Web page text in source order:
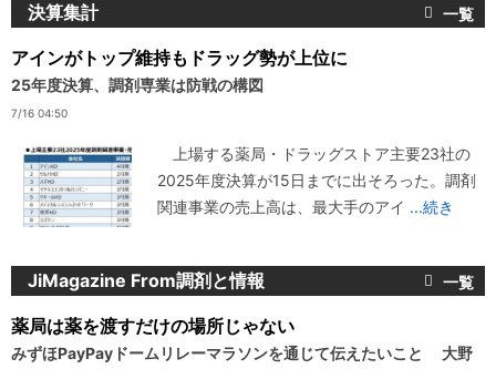
決算集計
アインがトップ維持もドラッグ勢が上位に
25年度決算、調剤専業は防戦の構図
7/16 04:50
上場する薬局・ドラッグストア主要23社の
2025年度決算が15日までに出そろった。調剤
関連事業の売上高は、最大手のアイ ...続き
JiMagazine From調剤と情報
薬局は薬を渡すだけの場所じゃない
みずほPayPayドームリレーマラソンを通じて伝えたいこと 大野